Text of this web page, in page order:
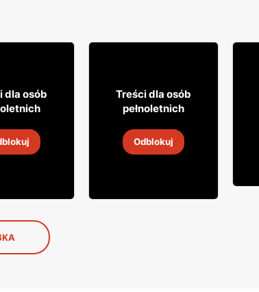
Gorzka
dla osób
3199
Napój alkoholowy Soplica
18 sie 2026
Treści dla osób
pełnoletnich
Odblokuj